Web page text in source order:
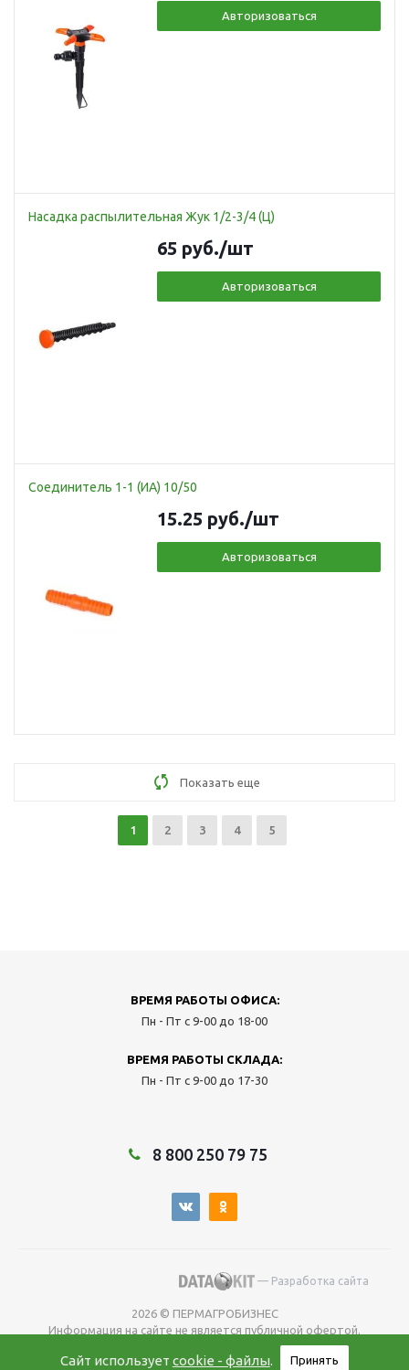
Авторизоваться
Насадка распылительная Жук 1/2-3/4 (Ц)
65 руб./шт
Авторизоваться
Соединитель 1-1 (ИА) 10/50
15.25 руб./шт
Авторизоваться
Показать еще
1 2 3 4 5
ВРЕМЯ РАБОТЫ ОФИСА:
Пн - Пт с 9-00 до 18-00
ВРЕМЯ РАБОТЫ СКЛАДА:
Пн - Пт с 9-00 до 17-30
8 800 250 79 75
— Разработка сайта
2026 © ПЕРМАГРОБИЗНЕС
Информация на сайте не является публичной офертой.
цену уточняйте у менеджера во время оформления заказа
Сайт использует cookie - файлы. Принять